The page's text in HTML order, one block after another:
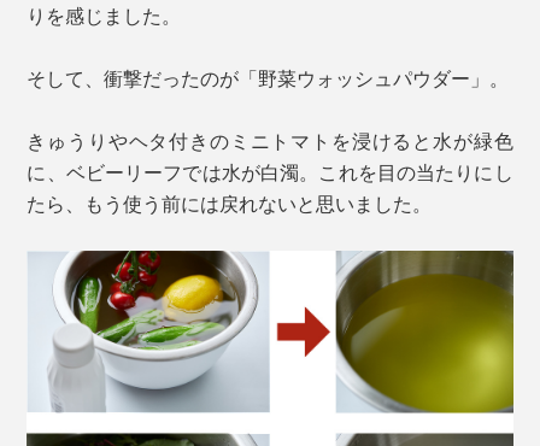
りを感じました。
そして、衝撃だったのが「野菜ウォッシュパウダー」。
きゅうりやヘタ付きのミニトマトを浸けると水が緑色
に、ベビーリーフでは水が白濁。これを目の当たりにし
たら、もう使う前には戻れないと思いました。